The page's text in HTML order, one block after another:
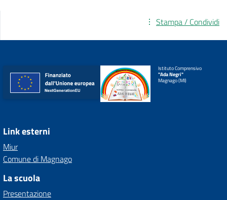
Stampa / Condividi
Istituto Comprensivo
"Ada Negri"
Magnago (MI)
Link esterni
Miur
Comune di Magnago
La scuola
Presentazione